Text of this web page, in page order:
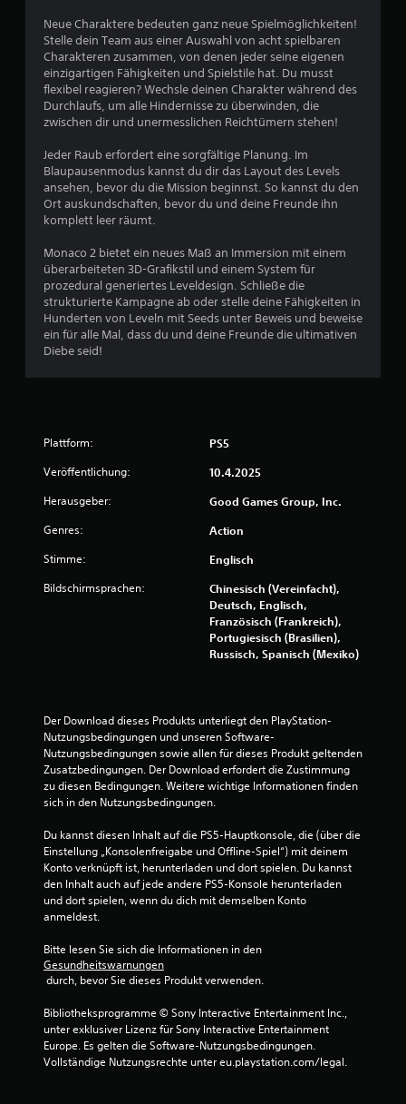
n
Neue Charaktere bedeuten ganz neue Spielmöglichkeiten!
Stelle dein Team aus einer Auswahl von acht spielbaren
Charakteren zusammen, von denen jeder seine eigenen
einzigartigen Fähigkeiten und Spielstile hat. Du musst
flexibel reagieren? Wechsle deinen Charakter während des
Durchlaufs, um alle Hindernisse zu überwinden, die
zwischen dir und unermesslichen Reichtümern stehen!
Jeder Raub erfordert eine sorgfältige Planung. Im
Blaupausenmodus kannst du dir das Layout des Levels
ansehen, bevor du die Mission beginnst. So kannst du den
Ort auskundschaften, bevor du und deine Freunde ihn
komplett leer räumt.
Monaco 2 bietet ein neues Maß an Immersion mit einem
überarbeiteten 3D-Grafikstil und einem System für
prozedural generiertes Leveldesign. Schließe die
strukturierte Kampagne ab oder stelle deine Fähigkeiten in
Hunderten von Leveln mit Seeds unter Beweis und beweise
ein für alle Mal, dass du und deine Freunde die ultimativen
Diebe seid!
Plattform: PS5
Veröffentlichung: 10.4.2025
Herausgeber: Good Games Group, Inc.
Genres: Action
Stimme: Englisch
Bildschirmsprachen:
Chinesisch (Vereinfacht),
Deutsch, Englisch,
Französisch (Frankreich),
Portugiesisch (Brasilien),
Russisch, Spanisch (Mexiko)
Der Download dieses Produkts unterliegt den PlayStation-
Nutzungsbedingungen und unseren Software-
Nutzungsbedingungen sowie allen für dieses Produkt geltenden
Zusatzbedingungen. Der Download erfordert die Zustimmung
zu diesen Bedingungen. Weitere wichtige Informationen finden
sich in den Nutzungsbedingungen.
Du kannst diesen Inhalt auf die PS5-Hauptkonsole, die (über die
Einstellung „Konsolenfreigabe und Offline-Spiel“) mit deinem
Konto verknüpft ist, herunterladen und dort spielen. Du kannst
den Inhalt auch auf jede andere PS5-Konsole herunterladen
und dort spielen, wenn du dich mit demselben Konto
anmeldest.
Bitte lesen Sie sich die Informationen in den
Gesundheitswarnungen
durch, bevor Sie dieses Produkt verwenden.
Bibliotheksprogramme © Sony Interactive Entertainment Inc.,
unter exklusiver Lizenz für Sony Interactive Entertainment
Europe. Es gelten die Software-Nutzungsbedingungen.
Vollständige Nutzungsrechte unter eu.playstation.com/legal.